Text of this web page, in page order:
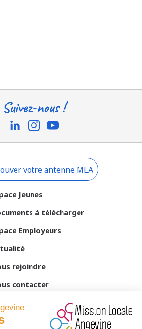
Suivez-nous !
votre antenne MLA
Jeunes
à télécharger
Employeurs
rejoindre
contacter